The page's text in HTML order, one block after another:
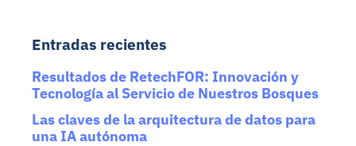
Entradas recientes
Resultados de RetechFOR: Innovación y
Tecnología al Servicio de Nuestros Bosques
Las claves de la arquitectura de datos para
una IA autónoma